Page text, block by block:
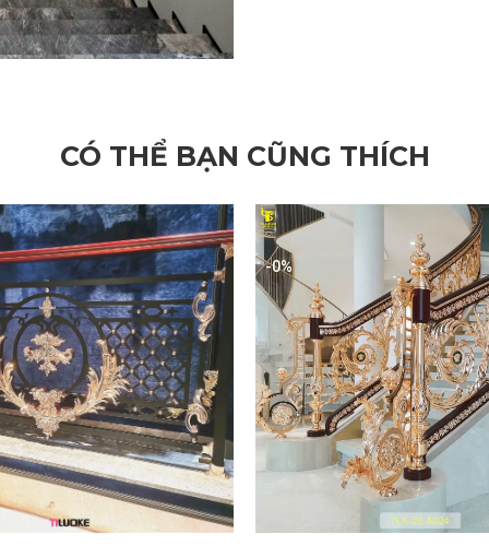
CÓ THỂ BẠN CŨNG THÍCH
-0%